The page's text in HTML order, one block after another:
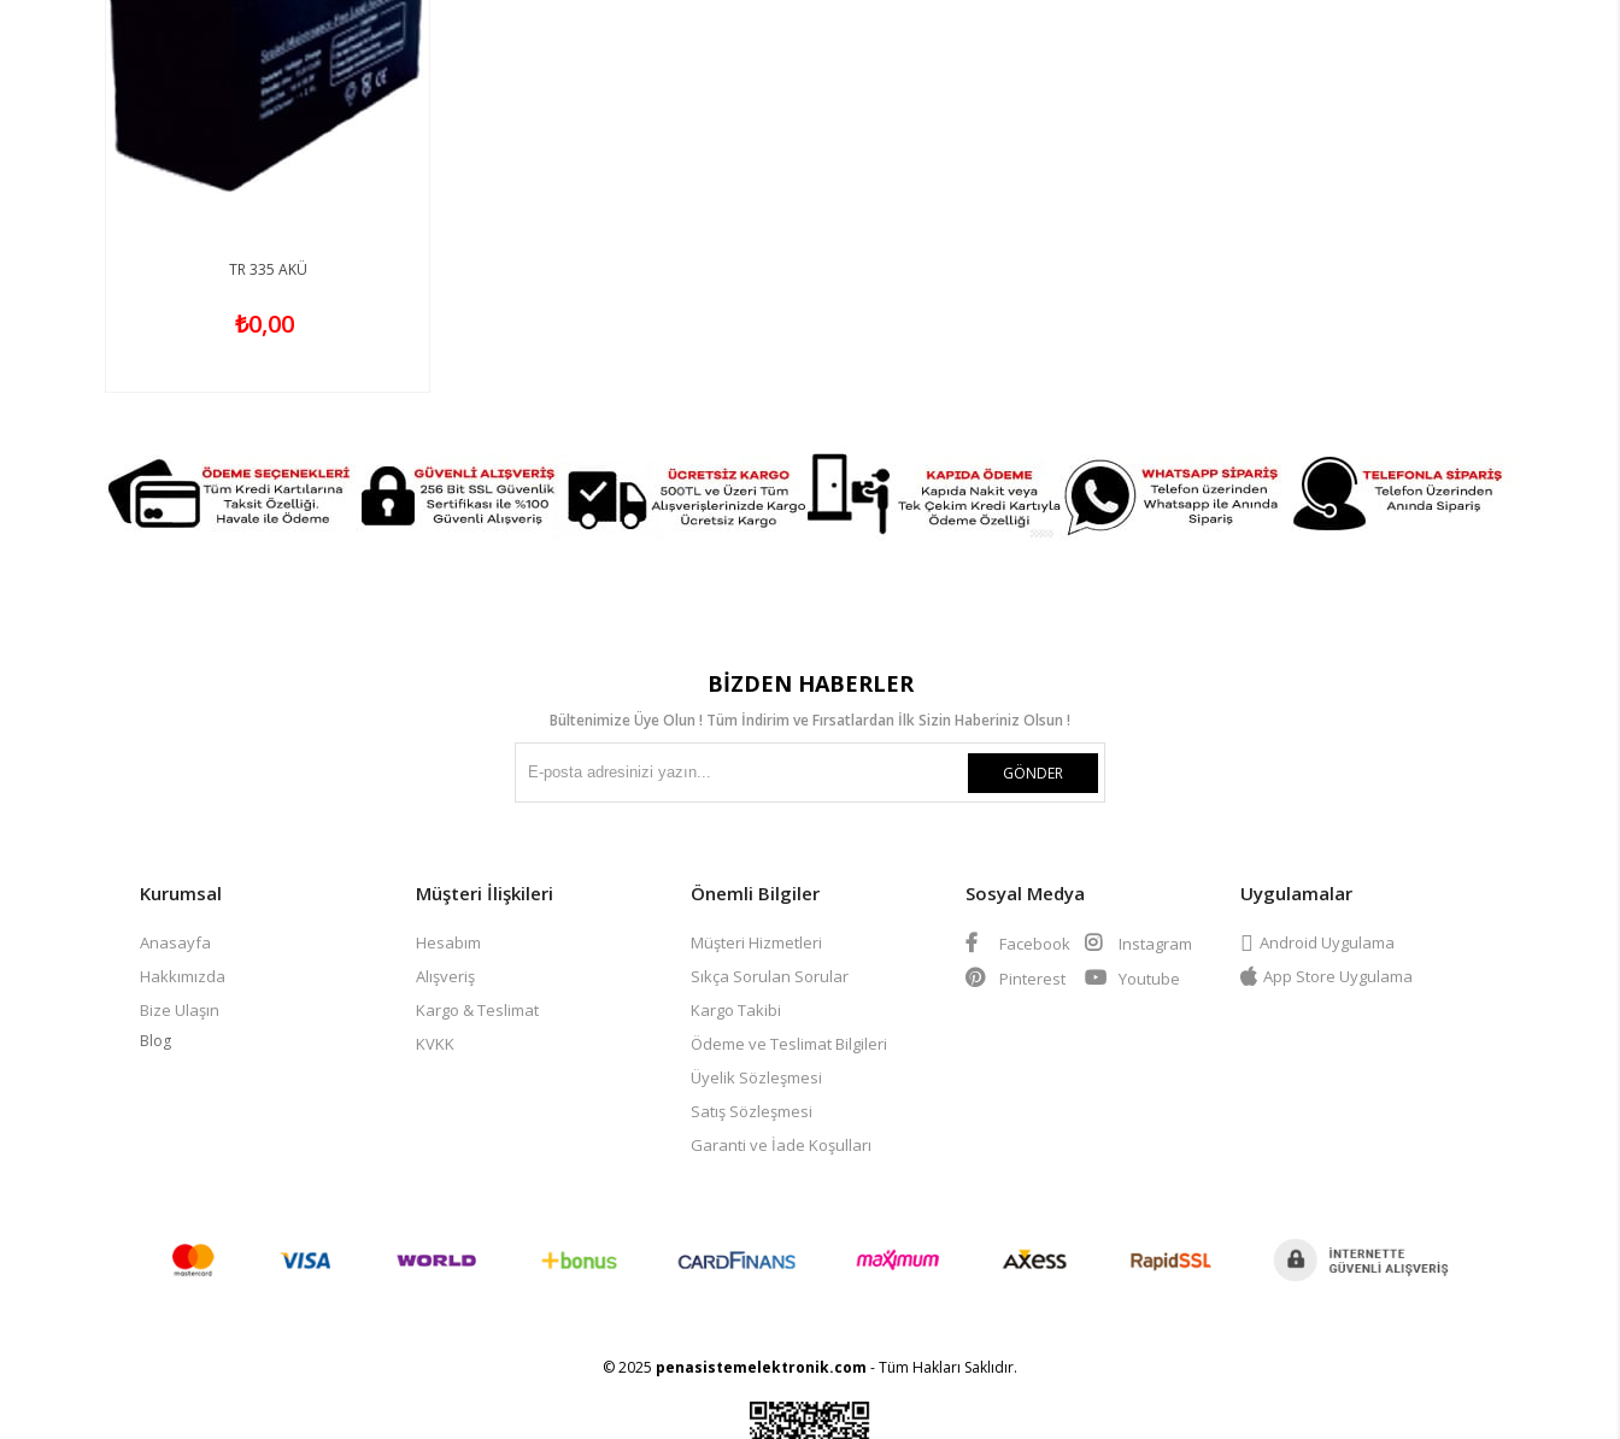
TR 335 AKÜ
₺0,00
BIZDEN HABERLER
Bültenimize Üye Olun ! Tüm İndirim ve Fırsatlardan İlk Sizin Haberiniz Olsun !
GÖNDER
Kurumsal
Anasayfa
Hakkımızda
Bize Ulaşın
Blog
Müşteri İlişkileri
Hesabım
Alışveriş
Kargo & Teslimat
KVKK
Önemli Bilgiler
Müşteri Hizmetleri
Sıkça Sorulan Sorular
Kargo Takibi
Ödeme ve Teslimat Bilgileri
Üyelik Sözleşmesi
Satış Sözleşmesi
Garanti ve İade Koşulları
Sosyal Medya
Facebook
Instagram
Pinterest
Youtube
Uygulamalar
Android Uygulama
App Store Uygulama
© 2025 penasistemelektronik.com - Tüm Hakları Saklıdır.